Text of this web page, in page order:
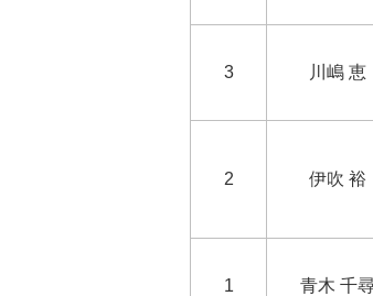
3 川嶋 恵
2 伊吹 裕
1 青木 千